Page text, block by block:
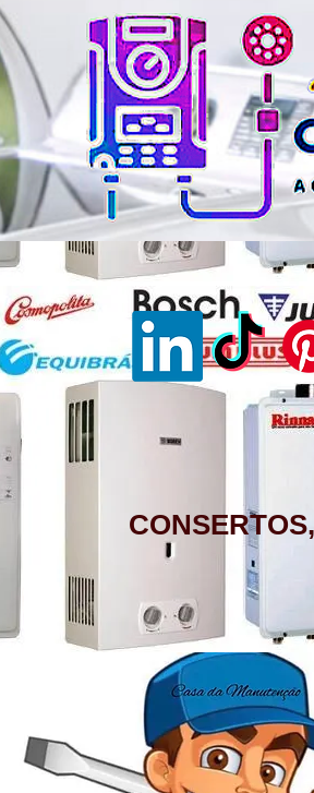
AQUECEDOR A GÁS, CONSERTO,
MANUTENÇÃO, INSTALAÇÃO,
TÉCNICA RINNAI RUA BARATA RIBEIRO
COPACABANA RIO DE JANEIRO
BAIRROS DE ATENDIMENTO RJ
ZONA SUL